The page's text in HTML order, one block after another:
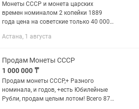
Монеты СССР и монета царских
времен номиналом 2 копейки 1889
года цена на советские только 40 000
номиналом 2 копейки цена 20 000
Астана, 1 августа
Продам Монеты СССР
1 000 000 ₸
Продам монеты СССР,+ Разного
номинала, и годов, +есть Юбилейные
Рубли, продам целым лотом! Всего 873